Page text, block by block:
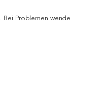
Bei Problemen wende